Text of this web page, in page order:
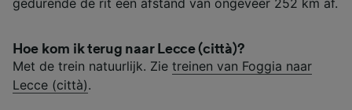
Hoe kom ik terug naar Lecce (città)?
Met de trein natuurlijk. Zie treinen van Foggia naar
Lecce (città).